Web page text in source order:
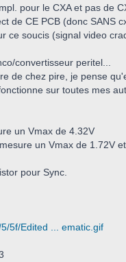
pour le CXA et pas de
de CE PCB (donc SANS
ce soucis (signal video
convertisseur peritel...
de chez pire, je pense
sur toutes mes
un Vmax de 4.32V
un Vmax de 1.72V
pour Sync.
5f/Edited ... ematic.gif